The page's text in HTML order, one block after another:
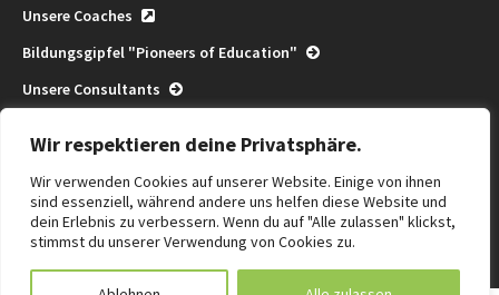
Wir respektieren deine Privatsphäre.
Wir verwenden Cookies auf unserer Website. Einige von ihnen
sind essenziell, während andere uns helfen diese Website und
dein Erlebnis zu verbessern. Wenn du auf "Alle zulassen" klickst,
stimmst du unserer Verwendung von Cookies zu.
Unsere Coaches
Bildungsgipfel "Pioneers of Education"
Unsere Consultants
Termine
Die Kraft des Wir